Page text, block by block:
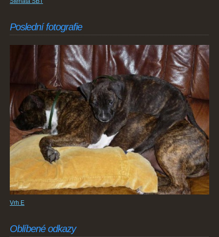
Poslední fotografie
Vrh E
Oblíbené odkazy